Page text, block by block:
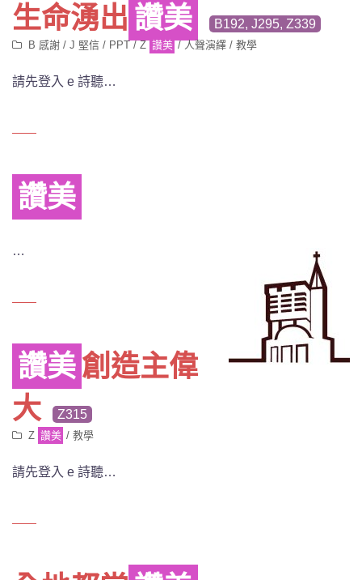
生命湧出 讚美 B192, J295, Z339
B 感謝 / J 堅信 / PPT / Z 讚美 / 人聲演繹 /教學
請先登入 e 詩聽…
讚美
…
讚美創造主偉
大
Z315
Z 讚美 /教學
請先登入 e 詩聽…